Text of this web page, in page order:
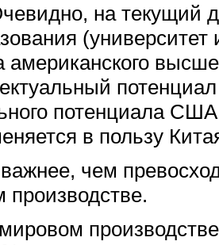
на текущий
(университет
американского
потенциала
в пользу
чем
производстве.